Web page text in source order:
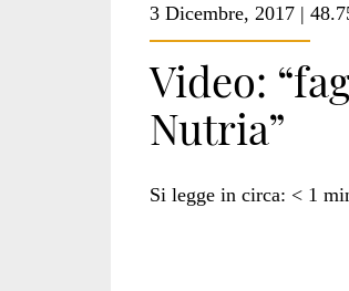
treviso</
3 Dicembre, 2017 |
Video:
Nutria”
Si legge in circa: < 1